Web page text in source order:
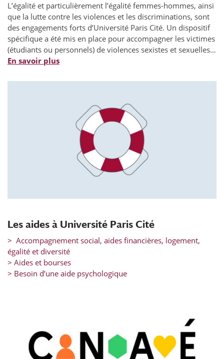
L’égalité et particulièrement l’égalité femmes-hommes, ainsi
que la lutte contre les violences et les discriminations, sont
des engagements forts d’Université Paris Cité. Un dispositif
spécifique a été mis en place pour accompagner les victimes
(étudiants ou personnels) de violences sexistes et sexuelles…
En savoir plus
Les aides à Université Paris Cité
> Accompagnement social, aides financières, logement,
égalité et diversité
> Aides et bourses
> Besoin d’une aide psychologique